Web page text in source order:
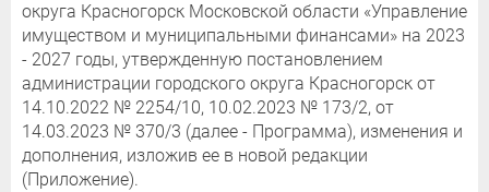
округа Красногорск Московской области «Управление
имуществом и муниципальными финансами» на 2023
- 2027 годы, утвержденную постановлением
администрации городского округа Красногорск от
14.10.2022 № 2254/10, 10.02.2023 № 173/2, от
14.03.2023 № 370/3 (далее - Программа), изменения и
дополнения, изложив ее в новой редакции
(Приложение).